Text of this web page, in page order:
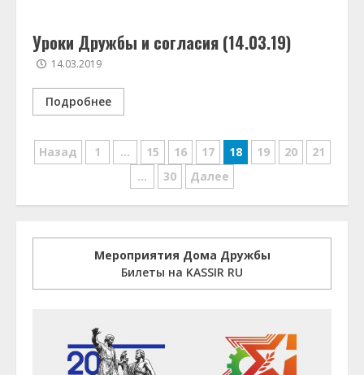
Уроки Дружбы и согласия (14.03.19)
14.03.2019
Подробнее
Навигация
записям
Назад 1 … 15 16 17 18 19 20
21
…
30 Далее
Мероприятия Дома Дружбы
Билеты на KASSIR RU